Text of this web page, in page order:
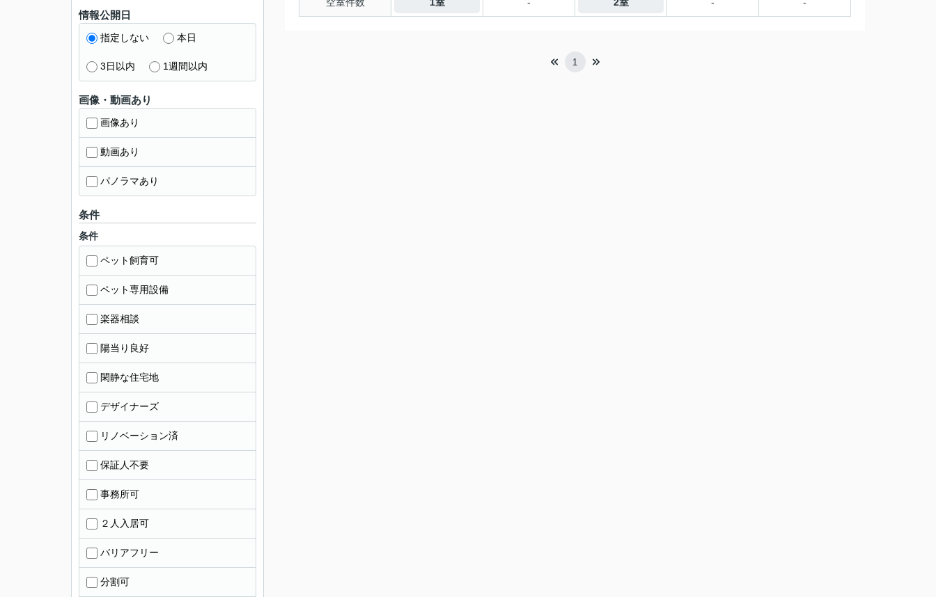
1
情報公開日
指定しない 本日
3日以内 1週間以内
画像・動画あり
画像あり
動画あり
パノラマあり
条件
条件
ペット飼育可
ペット専用設備
楽器相談
陽当り良好
閑静な住宅地
デザイナーズ
リノベーション済
保証人不要
事務所可
２人入居可
バリアフリー
分割可